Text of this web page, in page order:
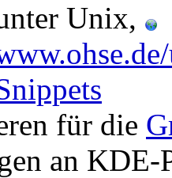
Unix,
für die
an KDE-